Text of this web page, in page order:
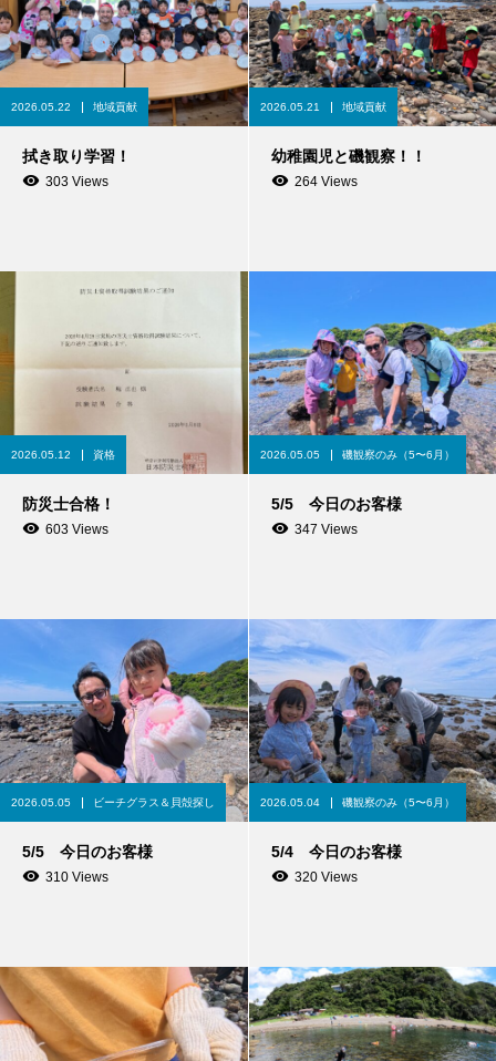
2026.05.22 地域貢献
拭き取り学習！
303 Views
2026.05.21 地域貢献
幼稚園児と磯観察！！
264 Views
2026.05.12 資格
防災士合格！
603 Views
2026.05.05 磯観察のみ（5〜6月）
5/5 今日のお客様
347 Views
2026.05.05 ビーチグラス＆貝殻探し
5/5 今日のお客様
310 Views
2026.05.04 磯観察のみ（5〜6月）
5/4 今日のお客様
320 Views